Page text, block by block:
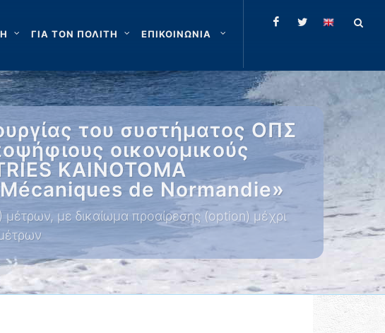
ΓΙΑ ΤΟΝ ΠΟΛΙΤΗ ΕΠΙΚΟΙΝΩΝΙΑ
του συστήματος ΟΠΣ
οικονομικούς
ΚΑΙΝΟΤΟΜΑ
de Normandie»
με δικαίωμα προαίρεσης (option) μέχρι